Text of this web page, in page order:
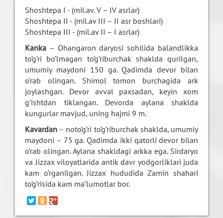
Shoshtepa I - (mil.av. V – IV asrlar)
Shoshtepa II - (mil.av III – II asr boshlari)
Shoshtepa III - (mil.av II – I asrlar)
Kanka – Ohangaron daryosi sohilida balandlikka
to’g’ri bo’lmagan to’g’riburchak shaklda qurilgan,
umumiy maydoni 150 ga. Qadimda devor bilan
o’rab olingan. Shimol tomon burchagida ark
joylashgan. Devor avval paxsadan, keyin xom
g’ishtdan tiklangan. Devorda aylana shaklda
kungurlar mavjud, uning hajmi 9 m.
Kavardan – noto’g’ri to’g’riburchak shaklda, umumiy
maydoni – 75 ga. Qadimda ikki qatorli devor bilan
o’rab olingan. Aylana shakldagi arkka ega. Sirdaryo
va Jizzax viloyatlarida antik davr yodgorliklari juda
kam o’rganilgan. Jizzax hududida Zamin shahari
to’g’risida kam ma’lumotlar bor.